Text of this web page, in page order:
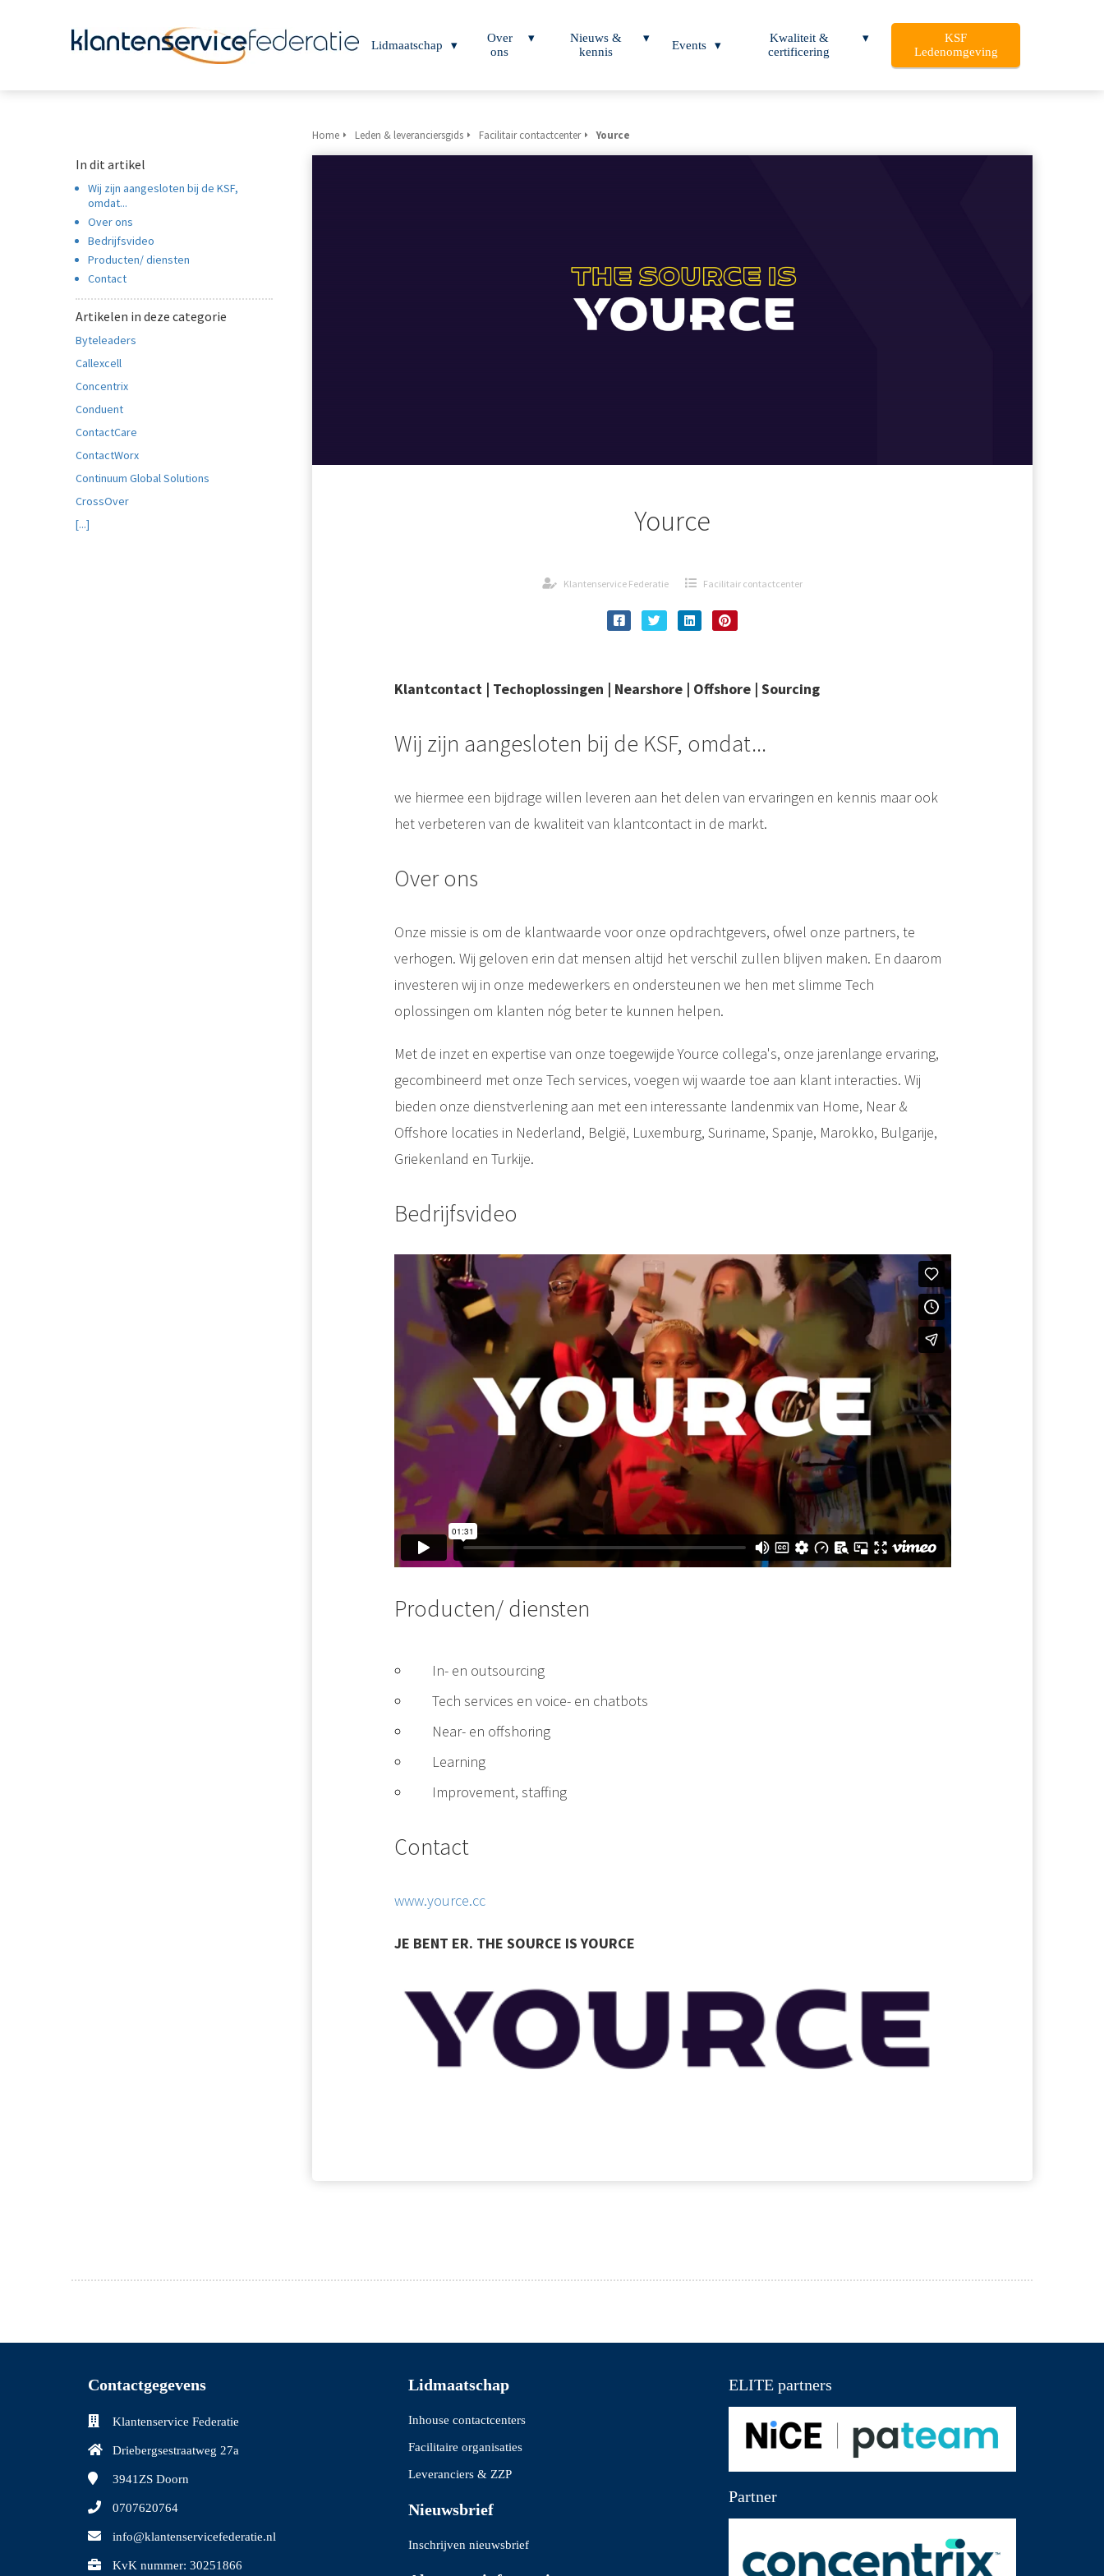
Lidmaatschap
Over
ons
Nieuws &
kennis
Events
Kwaliteit &
certificering
KSF
Ledenomgeving
In dit artikel
Wij zijn aangesloten bij de KSF,
omdat...
Over ons
Bedrijfsvideo
Producten/ diensten
Contact
Artikelen in deze categorie
Byteleaders
Callexcell
Concentrix
Conduent
ContactCare
ContactWorx
Continuum Global Solutions
CrossOver
[...]
Home Leden & leveranciersgids Facilitair contactcenter Yource
Yource
Klantenservice Federatie Facilitair contactcenter
Klantcontact | Techoplossingen | Nearshore | Offshore | Sourcing
Wij zijn aangesloten bij de KSF, omdat...
we hiermee een bijdrage willen leveren aan het delen van ervaringen en kennis maar ook
het verbeteren van de kwaliteit van klantcontact in de markt.
Over ons
Onze missie is om de klantwaarde voor onze opdrachtgevers, ofwel onze partners, te
verhogen. Wij geloven erin dat mensen altijd het verschil zullen blijven maken. En daarom
investeren wij in onze medewerkers en ondersteunen we hen met slimme Tech
oplossingen om klanten nóg beter te kunnen helpen.
Met de inzet en expertise van onze toegewijde Yource collega's, onze jarenlange ervaring,
gecombineerd met onze Tech services, voegen wij waarde toe aan klant interacties. Wij
bieden onze dienstverlening aan met een interessante landenmix van Home, Near &
Offshore locaties in Nederland, België, Luxemburg, Suriname, Spanje, Marokko, Bulgarije,
Griekenland en Turkije.
Bedrijfsvideo
Producten/ diensten
In- en outsourcing
Tech services en voice- en chatbots
Near- en offshoring
Learning
Improvement, staffing
Contact
www.yource.cc
JE BENT ER. THE SOURCE IS YOURCE
Contactgegevens
Klantenservice Federatie
Driebergsestraatweg 27a
3941ZS Doorn
0707620764
info@klantenservicefederatie.nl
KvK nummer: 30251866
Lidmaatschap
Inhouse contactcenters
Facilitaire organisaties
Leveranciers & ZZP
Nieuwsbrief
Inschrijven nieuwsbrief
ELITE partners
Partner
over
op de
gebruikt
tonen
van deze